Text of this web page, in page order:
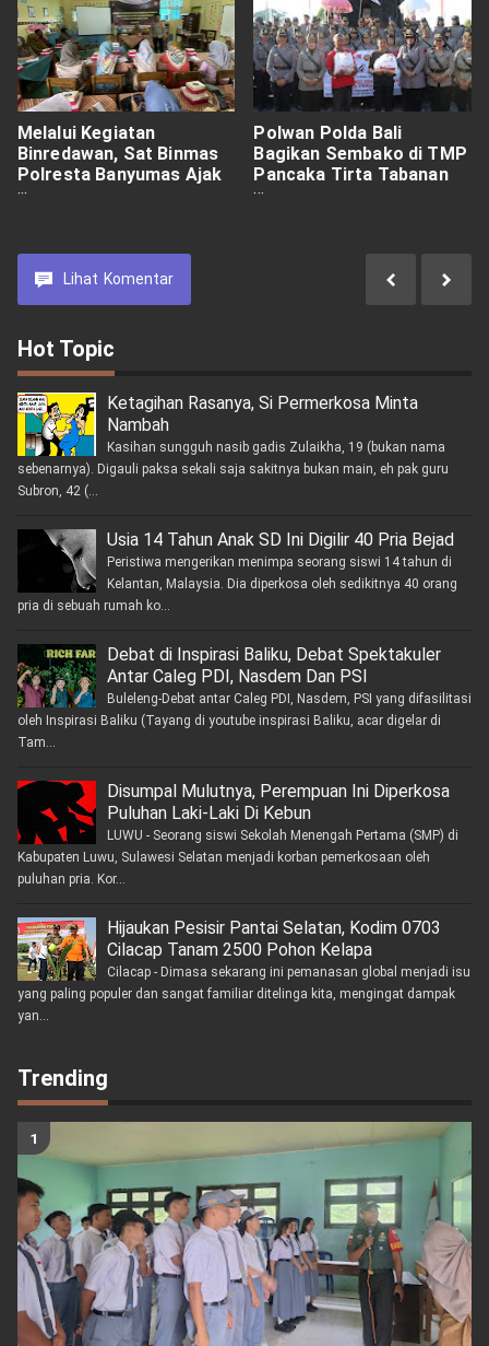
Melalui Kegiatan
Binredawan, Sat Binmas
Polresta Banyumas Ajak
Masyarakat Menjaga
Polwan Polda Bali
Bagikan Sembako di TMP
Pancaka Tirta Tabanan
dalam Rangka Hari Jadi
Lihat Komentar
Hot Topic
Ketagihan Rasanya, Si Permerkosa Minta
Nambah
Kasihan sungguh nasib gadis Zulaikha, 19 (bukan nama
sebenarnya). Digauli paksa sekali saja sakitnya bukan main, eh pak guru
Subron, 42 (...
Usia 14 Tahun Anak SD Ini Digilir 40 Pria Bejad
Peristiwa mengerikan menimpa seorang siswi 14 tahun di
Kelantan, Malaysia. Dia diperkosa oleh sedikitnya 40 orang
pria di sebuah rumah ko...
Debat di Inspirasi Baliku, Debat Spektakuler
Antar Caleg PDI, Nasdem Dan PSI
Buleleng-Debat antar Caleg PDI, Nasdem, PSI yang difasilitasi
oleh Inspirasi Baliku (Tayang di youtube inspirasi Baliku, acar digelar di
Tam...
Disumpal Mulutnya, Perempuan Ini Diperkosa
Puluhan Laki-Laki Di Kebun
LUWU - Seorang siswi Sekolah Menengah Pertama (SMP) di
Kabupaten Luwu, Sulawesi Selatan menjadi korban pemerkosaan oleh
puluhan pria. Kor...
Hijaukan Pesisir Pantai Selatan, Kodim 0703
Cilacap Tanam 2500 Pohon Kelapa
Cilacap - Dimasa sekarang ini pemanasan global menjadi isu
yang paling populer dan sangat familiar ditelinga kita, mengingat dampak
yan...
Trending